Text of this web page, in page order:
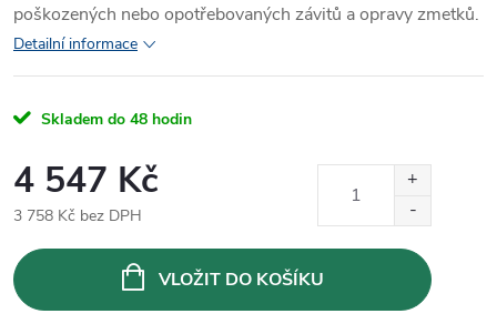
poškozených nebo opotřebovaných závitů a opravy zmetků.
Detailní informace
Skladem do 48 hodin
4 547 Kč
3 758 Kč bez DPH
cena:
VLOŽIT DO KOŠÍKU